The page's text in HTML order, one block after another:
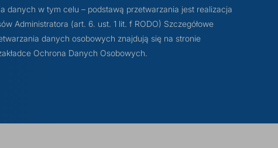
danych w tym celu – podstawą przetwarzania jest realizacja
Administratora (art. 6. ust. 1 lit. f RODO) Szczegółowe
danych osobowych znajdują się na stronie
Ochrona Danych Osobowych.